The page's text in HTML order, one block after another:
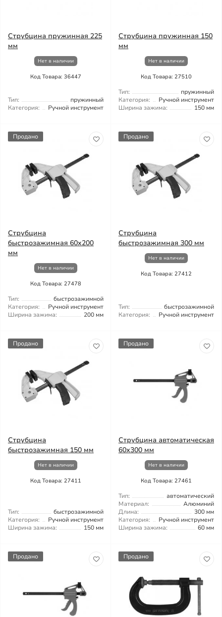
Струбцина пружинная 225
мм
Нет в наличии
Код Товара: 36447
Тип:
пружинный
Категория:
Ручной инструмент
Струбцина пружинная 150
мм
Нет в наличии
Код Товара: 27510
Тип:
пружинный
Категория:
Ручной инструмент
Ширина зажима:
150 мм
Продано
Струбцина
быстрозажимная 60x200
мм
Нет в наличии
Код Товара: 27478
Тип:
быстрозажимной
Категория:
Ручной инструмент
Ширина зажима:
200 мм
Продано
Струбцина
быстрозажимная 300 мм
Нет в наличии
Код Товара: 27412
Тип:
быстрозажимной
Категория:
Ручной инструмент
Продано
Струбцина
быстрозажимная 150 мм
Нет в наличии
Код Товара: 27411
Тип:
быстрозажимной
Категория:
Ручной инструмент
Ширина зажима:
150 мм
Продано
Струбцина автоматическая
60x300 мм
Нет в наличии
Код Товара: 27461
Тип:
автоматический
Материал:
Алюминий
Длина:
300 мм
Категория:
Ручной инструмент
Ширина зажима:
60 мм
Продано Продано